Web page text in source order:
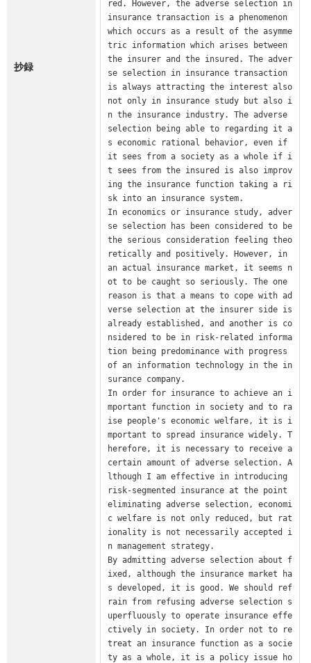
抄録
red. However, the adverse selection in
insurance transaction is a phenomenon
which occurs as a result of the asymme
tric information which arises between
the insurer and the insured. The adver
se selection in insurance transaction
is always attracting the interest also
not only in insurance study but also i
n the insurance industry. The adverse
selection being able to regarding it a
s economic rational behavior, even if
it sees from a society as a whole if i
t sees from the insured is also improv
ing the insurance function taking a ri
sk into an insurance system.
In economics or insurance study, adver
se selection has been considered to be
the serious consideration feeling theo
retically and positively. However, in
an actual insurance market, it seems n
ot to be caught so seriously. The one
reason is that a means to cope with ad
verse selection at the insurer side is
already established, and another is co
nsidered to be in risk-related informa
tion being predominance with progress
of an information technology in the in
surance company.
In order for insurance to achieve an i
mportant function in society and to ra
ise people's economic welfare, it is i
mportant to spread insurance widely. T
herefore, it is necessary to receive a
certain amount of adverse selection. A
lthough I am effective in introducing
risk-segmented insurance at the point
eliminating adverse selection, economi
c welfare is not only reduced, but rat
ionality is not necessarily accepted i
n management strategy.
By admitting adverse selection about f
ixed, although the insurance market ha
s developed, it is good. We should ref
rain from refusing adverse selection s
uperfluously to operate insurance effe
ctively in society. In order not to re
treat an insurance function as a socie
ty as a whole, it is a policy issue ho